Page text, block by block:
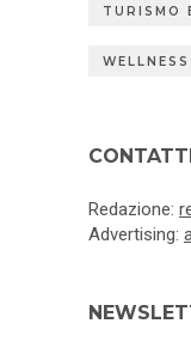
TURISMO
WELLNESS
Redazione:
Advertising: